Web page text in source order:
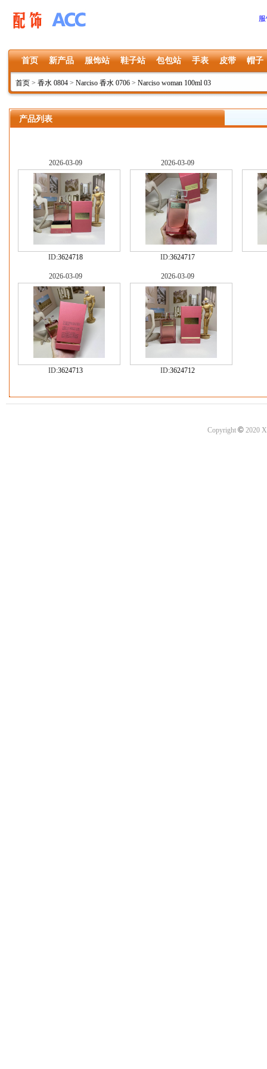
首页 新产品 服饰站 鞋子站 包包站 手表 皮带 帽子
首页 > 香水 0804 > Narciso 香水 0706 > Narciso woman 100ml 03
产品列表
2026-03-09
ID:3624718
2026-03-09
ID:3624717
2026-03-09
ID:3624713
2026-03-09
ID:3624712
Copyright ©2020